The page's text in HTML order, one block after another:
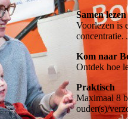
Samen
Voorlezen is
concentratie.
Kom naar
Ontdek hoe
Praktisch
Maximaal 8
ouder(s)/